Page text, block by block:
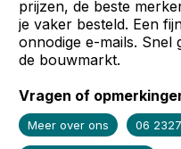
prijzen, de beste
je vaker besteld. Een
onnodige e-mails. Snel
de bouwmarkt.
Vragen of
Meer over ons 06